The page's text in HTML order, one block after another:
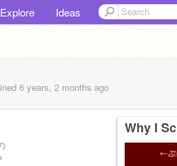
Explore Ideas
6 years, 2 months ago
Why I